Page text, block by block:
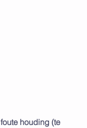
foute houding (te